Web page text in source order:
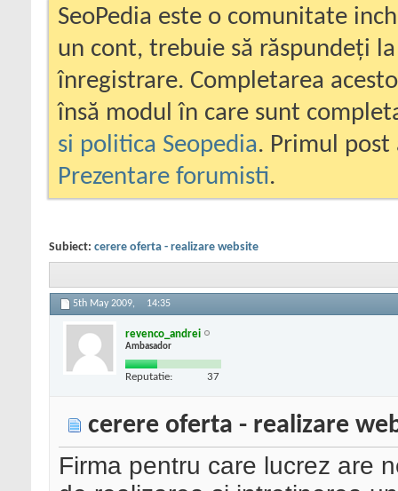
SeoPedia este o comunitate
un cont, trebuie să răspundeți
înregistrare. Completarea
însă modul în care sunt
si politica Seopedia. Primul
Prezentare forumisti.
Subiect: cerere oferta - realizare website
5th May 2009, 14:35
revenco_andrei
Ambasador
Reputatie: 37
cerere oferta - realizare
Firma pentru care lucrez are